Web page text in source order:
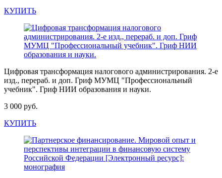
КУПИТЬ
Цифровая трансформация налогового администрирования. 2-е
изд., перераб. и доп. Гриф МУМЦ "Профессиональный
учебник". Гриф НИИ образования и науки.
3 000 руб.
КУПИТЬ